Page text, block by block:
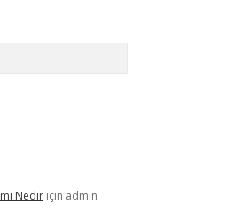
Nediriçin admin